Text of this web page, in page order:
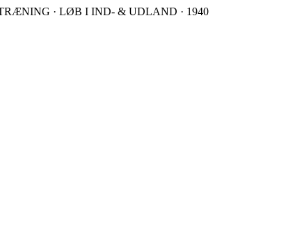
· LØB I IND- & UDLAND · 1940